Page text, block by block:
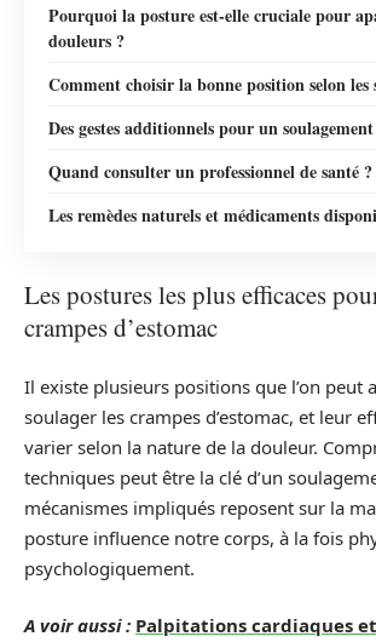
Pourquoi la posture est-elle cruciale pour
douleurs ?
Comment choisir la bonne position selon les
Des gestes additionnels pour un
Quand consulter un professionnel de santé ?
Les remèdes naturels et médicaments
Les postures les plus efficaces
crampes d’estomac
Il existe plusieurs positions que l’on peut
soulager les crampes d’estomac, et leur
varier selon la nature de la douleur.
techniques peut être la clé d’un
mécanismes impliqués reposent sur la
posture influence notre corps, à la fois
psychologiquement.
A voir aussi : Palpitations cardiaques